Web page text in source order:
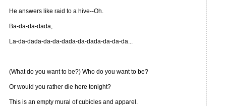
He answers like raid to a hive--Oh.
Ba-da-da-dada,
La-da-dada-da-da-dada-da-dada-da-da-da...
(What do you want to be?) Who do you want to be?
Or would you rather die here tonight?
This is an empty mural of cubicles and apparel.